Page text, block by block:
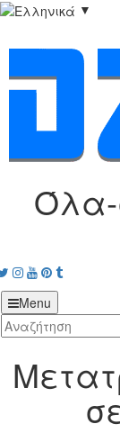
▼
Twitter
Instagram
Youtube
Pinterest
tumblr
Menu